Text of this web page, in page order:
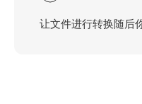
让文件进行转换随后